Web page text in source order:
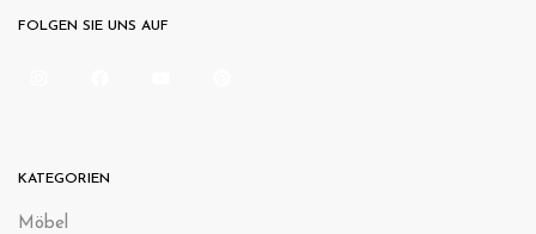
FOLGEN SIE UNS AUF
KATEGORIEN
Möbel